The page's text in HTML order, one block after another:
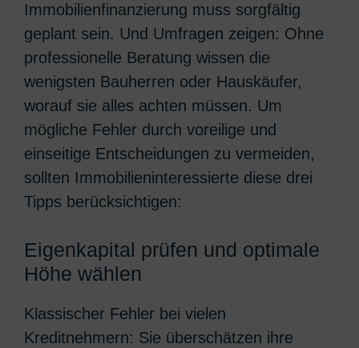
Immobilienfinanzierung muss sorgfältig
geplant sein. Und Umfragen zeigen: Ohne
professionelle Beratung wissen die
wenigsten Bauherren oder Hauskäufer,
worauf sie alles achten müssen. Um
mögliche Fehler durch voreilige und
einseitige Entscheidungen zu vermeiden,
sollten Immobilieninteressierte diese drei
Tipps berücksichtigen:
Eigenkapital prüfen und optimale
Höhe wählen
Klassischer Fehler bei vielen
Kreditnehmern: Sie überschätzen ihre